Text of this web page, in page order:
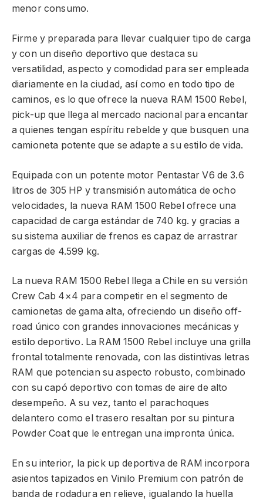
menor consumo.
Firme y preparada para llevar cualquier tipo de carga
y con un diseño deportivo que destaca su
versatilidad, aspecto y comodidad para ser empleada
diariamente en la ciudad, así como en todo tipo de
caminos, es lo que ofrece la nueva RAM 1500 Rebel,
pick-up que llega al mercado nacional para encantar
a quienes tengan espíritu rebelde y que busquen una
camioneta potente que se adapte a su estilo de vida.
Equipada con un potente motor Pentastar V6 de 3.6
litros de 305 HP y transmisión automática de ocho
velocidades, la nueva RAM 1500 Rebel ofrece una
capacidad de carga estándar de 740 kg. y gracias a
su sistema auxiliar de frenos es capaz de arrastrar
cargas de 4.599 kg.
La nueva RAM 1500 Rebel llega a Chile en su versión
Crew Cab 4×4 para competir en el segmento de
camionetas de gama alta, ofreciendo un diseño off-
road único con grandes innovaciones mecánicas y
estilo deportivo. La RAM 1500 Rebel incluye una grilla
frontal totalmente renovada, con las distintivas letras
RAM que potencian su aspecto robusto, combinado
con su capó deportivo con tomas de aire de alto
desempeño. A su vez, tanto el parachoques
delantero como el trasero resaltan por su pintura
Powder Coat que le entregan una impronta única.
En su interior, la pick up deportiva de RAM incorpora
asientos tapizados en Vinilo Premium con patrón de
banda de rodadura en relieve, igualando la huella